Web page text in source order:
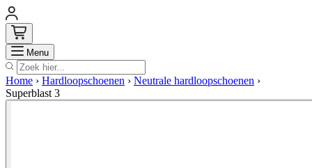
Menu Zoek
Home › Hardloopschoenen › Neutrale hardloopschoenen ›
Superblast 3